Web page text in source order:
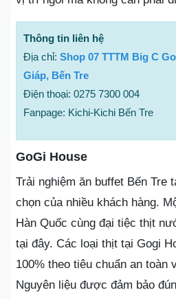
Thông tin liên hệ
Địa chỉ: Shop 07 TTTM Big C
Giáp, Bến Tre
Điện thoại: 0275 7300 004
Fanpage: Kichi-Kichi Bến Tre
GoGi House
Trải nghiệm ăn buffet Bến Tre
chọn của nhiều khách hàng.
Hàn Quốc cùng đại tiệc thịt
tại đây. Các loại thịt tại Gogi
100% theo tiêu chuẩn an toàn
Nguyên liệu được đảm bảo